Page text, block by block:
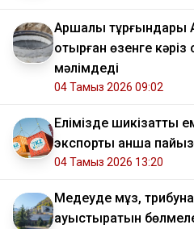
Аршалы тұрғындары
отырған өзенге кәріз
мәлімдеді
04 Тамыз 2026 09:02
Елімізде шикізаттық
экспорты қанша
04 Тамыз 2026 13:20
Медеуде мұз,
ауыстыратын